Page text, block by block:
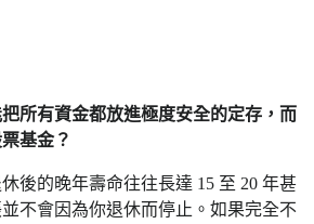
所有資金都放進極度安全的定存，而
基金？
休後的晚年壽命往往長達 15 至 20 年甚
不會因為你退休而停止。如果完全不